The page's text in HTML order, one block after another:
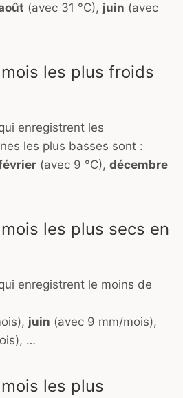
(avec 31 °C), juin (avec
les plus froids
enregistrent les
les plus basses sont :
(avec 9 °C), décembre
les plus secs en
enregistrent le moins de
juin (avec 9 mm/mois),
…
les plus